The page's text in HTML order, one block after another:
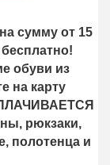
сумму от 15
обуви из
на карту
рюкзаки,
полотенца и